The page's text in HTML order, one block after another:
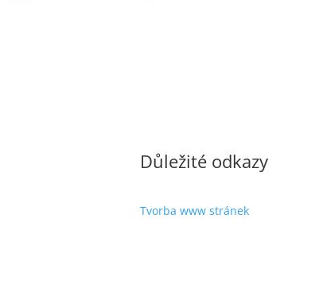
Důležité odkazy
Tvorba www stránek